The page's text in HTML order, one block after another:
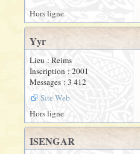
Hors ligne
Yyr
Lieu : Reims
Inscription : 2001
Messages : 3 412
Site Web
Hors ligne
ISENGAR